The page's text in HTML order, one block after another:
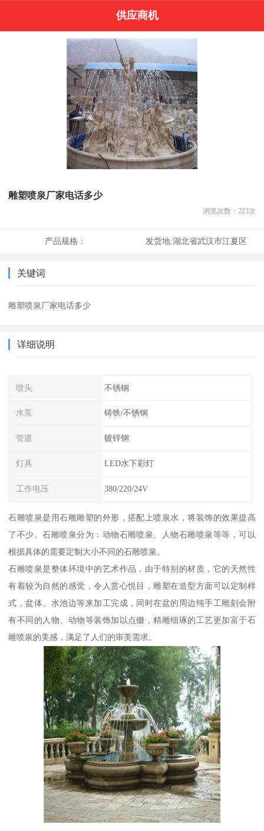
供应商机
雕塑喷泉厂家电话多少
浏览次数： 223次
产品规格： 发货地:湖北省武汉市江夏区
关键词
雕塑喷泉厂家电话多少
详细说明
喷头 不锈钢
水泵 铸铁/不锈钢
管道 镀锌钢
灯具 LED水下彩灯
工作电压 380/220/24V
石雕喷泉是用石雕雕塑的外形，搭配上喷泉水，将装饰的效果提高
了不少。石雕喷泉分为：动物石雕喷泉、人物石雕喷泉等等，可以
根据具体的需要定制大小不同的石雕喷泉。
石雕喷泉是整体环境中的艺术作品，由于特别的材质，它的天然性
有着较为自然的感觉，令人赏心悦目，雕塑在造型方面可以定制样
式，盆体、水池边等来加工完成，同时在盆的周边纯手工雕刻会附
有不同的人物、动物等装饰加以点缀，精雕细琢的工艺更加富于石
雕喷泉的美感，满足了人们的审美需求。